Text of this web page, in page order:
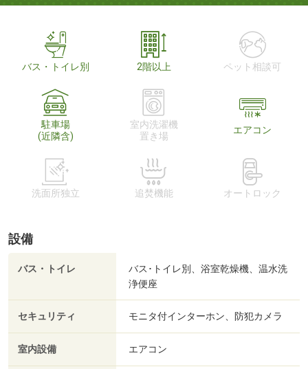
バス・トイレ別 2階以上 ペット相談可
駐車場
(近隣含)
室内洗濯機
置き場
エアコン
洗面所独立 追焚機能 オートロック
設備
バス・トイレ
バス･トイレ別、浴室乾燥機、温水洗
浄便座
セキュリティ モニタ付インターホン、防犯カメラ
室内設備 エアコン